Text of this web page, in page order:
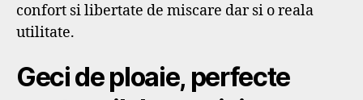
confort si libertate de miscare dar si o reala
utilitate.
Geci de ploaie, perfecte